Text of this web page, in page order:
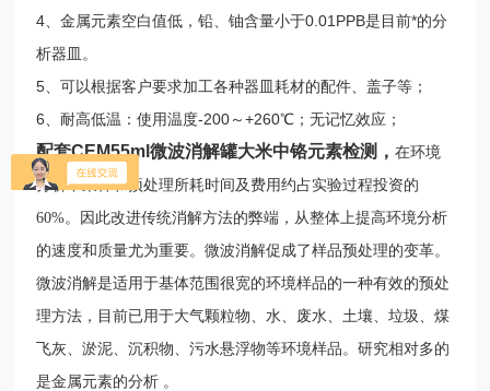
4、金属元素空白值低，铅、铀含量小于0.01PPB是目前*的分
析器皿。
5、可以根据客户要求加工各种器皿耗材的配件、盖子等；
6、耐高低温：使用温度-200～+260℃；无记忆效应；
配套CEM55ml微波消解罐大米中铬元素检测 ，在环境
分析中采样和预处理所耗时间及费用约占实验过程投资的
60%。因此改进传统消解方法的弊端，从整体上提高环境分析
的速度和质量尤为重要。微波消解促成了样品预处理的变革。
微波消解是适用于基体范围很宽的环境样品的一种有效的预处
理方法，目前已用于大气颗粒物、水、废水、土壤、垃圾、煤
飞灰、淤泥、沉积物、污水悬浮物等环境样品。研究相对多的
是金属元素的分析 。